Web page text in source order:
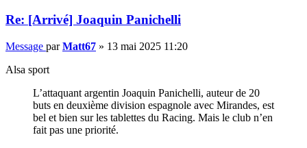
Re: [Arrivé] Joaquin Panichelli
Message parMatt67 » 13 mai 2025 11:20
Alsa sport
L’attaquant argentin Joaquin Panichelli, auteur de 20
buts en deuxième division espagnole avec Mirandes, est
bel et bien sur les tablettes du Racing. Mais le club n’en
fait pas une priorité.